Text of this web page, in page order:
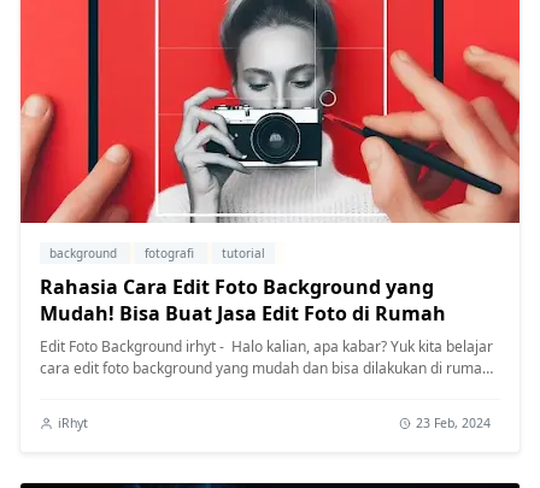
background fotografi tutorial
Rahasia Cara Edit Foto Background yang
Mudah! Bisa Buat Jasa Edit Foto di Rumah
Edit Foto Background irhyt - Halo kalian, apa kabar? Yuk kita belajar
cara edit foto background yang mudah dan bisa dilakukan di rumah!
iRhyt 23 Feb, 2024